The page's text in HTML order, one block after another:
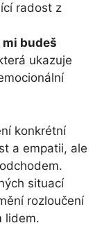
radost z
mi budeš
ukazuje
konkrétní
a empatii, ale
situací
rozloučení
lidem.